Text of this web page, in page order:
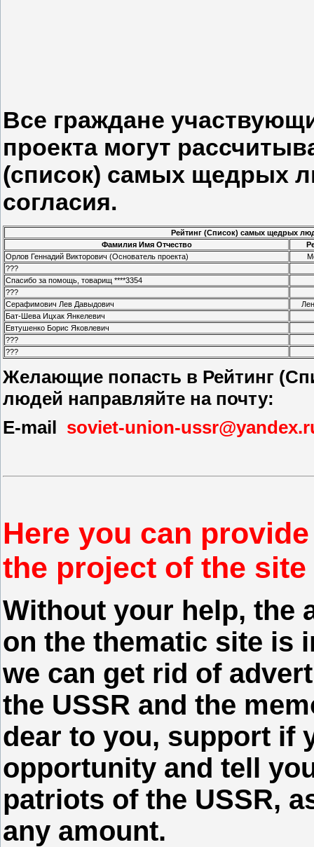
Все граждане
проекта могут
(список) самых щедрых
согласия.
Рейтинг (Список) самых щедрых
Фамилия Имя Отчество
Орлов Геннадий Викторович (Основатель проекта)
???
Спасибо за помощь, товарищ ****3354
???
Серафимович Лев Давыдович
Бат-Шева Ицхак Янкелевич
Евтушенко Борис Яковлевич
???
???
Желающие попасть в Рейтинг
людей направляйте на почту:
E-mail soviet-union-
Here you can
the project of the
Without your help, the
on the thematic site is
we can get rid of
the USSR and the
dear to you, support if
opportunity and tell
patriots of the USSR,
any amount.